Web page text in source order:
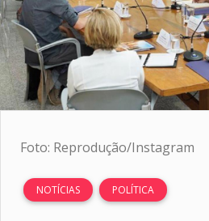
Foto: Reprodução/Instagram
NOTÍCIAS POLÍTICA